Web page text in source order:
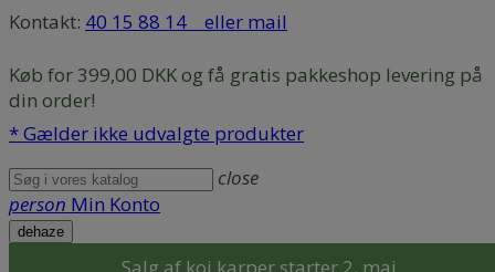
Kontakt: 40 15 88 14 eller mail
Køb for 399,00 DKK og få gratis pakkeshop levering på
din order!
* Gælder ikke udvalgte produkter
close
person Min Konto
dehaze